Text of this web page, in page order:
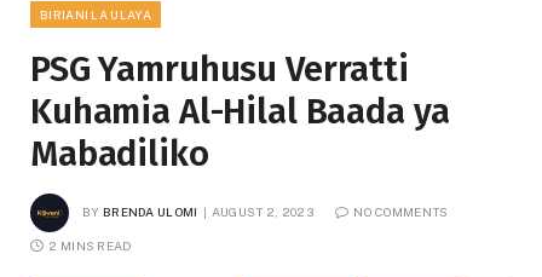
BIRIANI LA ULAYA
PSG Yamruhusu Verratti
Kuhamia Al-Hilal Baada ya
Mabadiliko
BY BRENDA ULOMI AUGUST 2, 2023 NO COMMENTS
2 MINS READ